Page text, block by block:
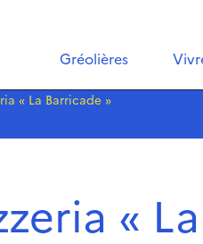
Gréolières
« La Barricade »
«